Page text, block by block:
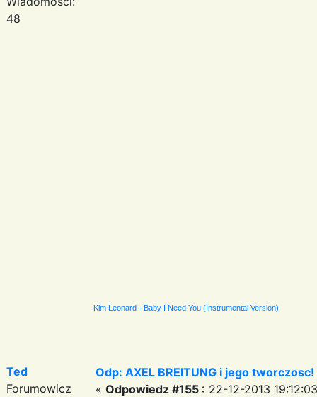
48
Kim Leonard - Baby I Need You (Instrumental Version)
Ted
Forumowicz
Odp: AXEL BREITUNG i jego
« Odpowiedz #155 : 22-12-2013